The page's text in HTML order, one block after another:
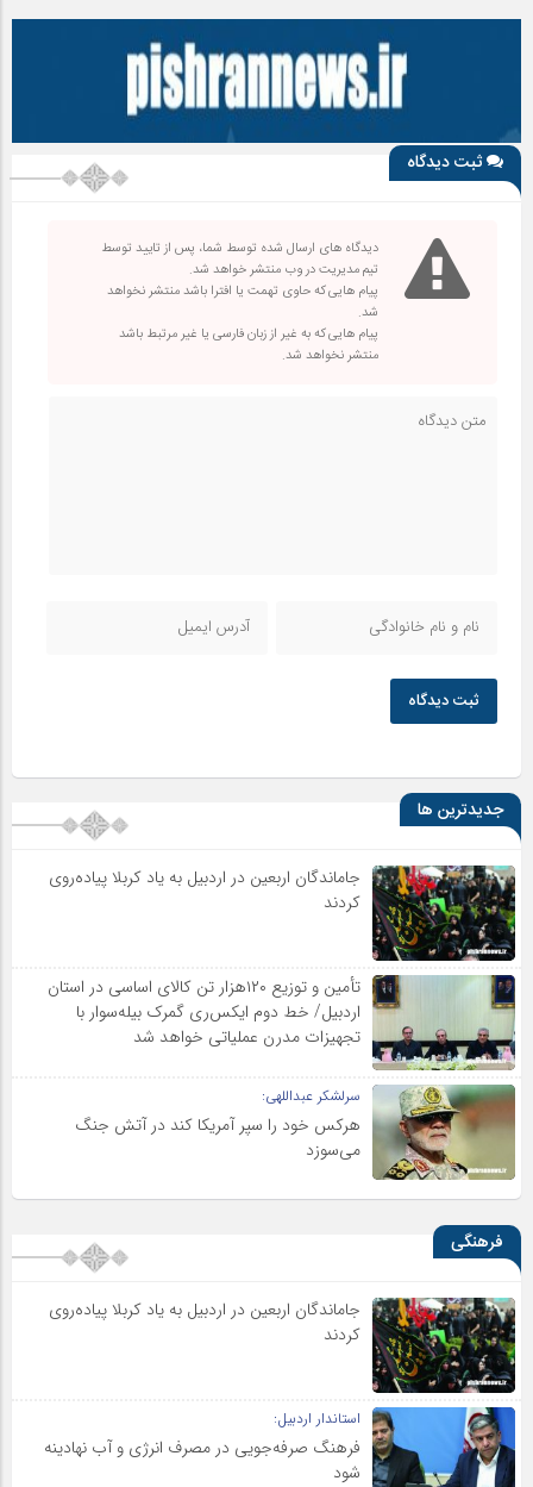
ثبت دیدگاه
دیدگاه های ارسال شده توسط شما، پس از تایید توسط
تیم مدیریت در وب منتشر خواهد شد.
پیام هایی که حاوی تهمت یا افترا باشد منتشر نخواهد
شد.
پیام هایی که به غیر از زبان فارسی یا غیر مرتبط باشد
منتشر نخواهد شد.
ثبت دیدگاه
جدیدترین ها
جاماندگان اربعین در اردبیل به یاد کربلا پیاده‌روی
کردند
تأمین و توزیع ۱۲۰هزار تن کالای اساسی در استان
اردبیل/ خط دوم ایکس‌ری گمرک بیله‌سوار با
تجهیزات مدرن عملیاتی خواهد شد
سرلشکر عبداللهی:
هرکس خود را سپر آمریکا کند در آتش جنگ
می‌سوزد
فرهنگی
جاماندگان اربعین در اردبیل به یاد کربلا پیاده‌روی
کردند
استاندار اردبیل:
فرهنگ صرفه‌جویی در مصرف انرژی و آب نهادینه
شود